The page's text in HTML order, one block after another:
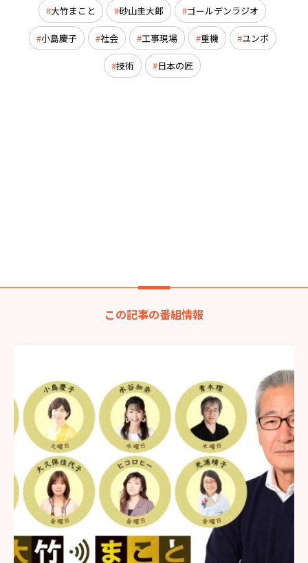
大竹まこと 砂山圭大郎 ゴールデンラジオ
小島慶子 社会 工事現場 重機 ユンボ
技術 日本の匠
この記事の番組情報